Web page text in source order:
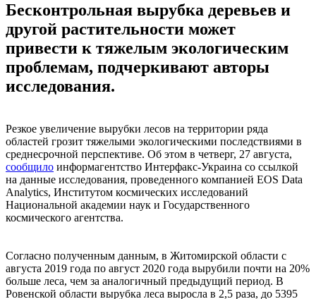
Бесконтрольная вырубка деревьев и
другой растительности может
привести к тяжелым экологическим
проблемам, подчеркивают авторы
исследования.
Резкое увеличение вырубки лесов на территории ряда
областей грозит тяжелыми экологическими последствиями в
среднесрочной перспективе. Об этом в четверг, 27 августа,
сообщило информагентство Интерфакс-Украина со ссылкой
на данные исследования, проведенного компанией EOS Data
Analytics, Институтом космических исследований
Национальной академии наук и Государственного
космического агентства.
Согласно полученным данным, в Житомирской области с
августа 2019 года по август 2020 года вырубили почти на 20%
больше леса, чем за аналогичный предыдущий период. В
Ровенской области вырубка леса выросла в 2,5 раза, до 5395